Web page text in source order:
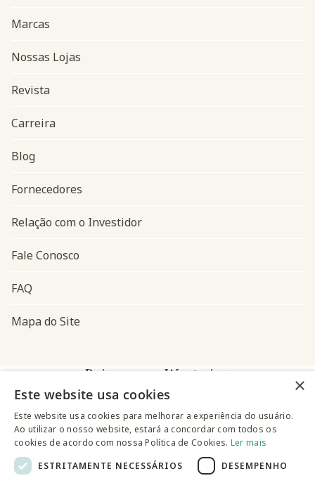
Navegação do rodapé
Marcas
Nossas Lojas
Revista
Carreira
Blog
Fornecedores
Relação com o Investidor
Fale Conosco
FAQ
Mapa do Site
Baixe o app Westwing
×
Este website usa cookies
Este website usa cookies para melhorar a experiência do usuário.
Ao utilizar o nosso website, estará a concordar com todos os
cookies de acordo com nossa Política de Cookies. Ler mais
ESTRITAMENTE NECESSÁRIOS
DESEMPENHO